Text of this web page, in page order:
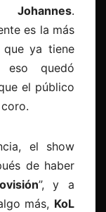
.
es la más
ya tiene
quedó
el público
el show
de haber
”, y a
más, KoL